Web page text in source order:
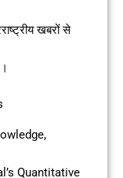
खबरों से
Quantitative